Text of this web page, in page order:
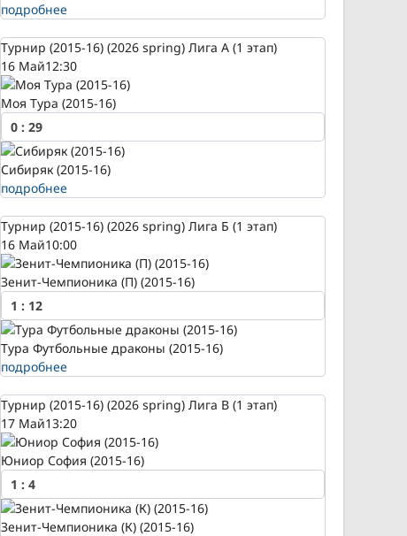
подробнее
Турнир (2015-16) (2026 spring) Лига А (1 этап)
16 Май12:30
Моя Тура (2015-16)
0 : 29
Сибиряк (2015-16)
подробнее
Турнир (2015-16) (2026 spring) Лига Б (1 этап)
16 Май10:00
Зенит-Чемпионика (П) (2015-16)
1 : 12
Тура Футбольные драконы (2015-16)
подробнее
Турнир (2015-16) (2026 spring) Лига В (1 этап)
17 Май13:20
Юниор София (2015-16)
1 : 4
Зенит-Чемпионика (К) (2015-16)